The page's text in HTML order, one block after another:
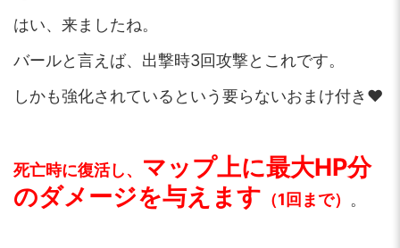
はい、来ましたね。
バールと言えば、出撃時3回攻撃とこれです。
しかも強化されているという要らないおまけ付き♥
死亡時に復活し、 マップ上に最大HP分
のダメージを与えます （1回まで） 。